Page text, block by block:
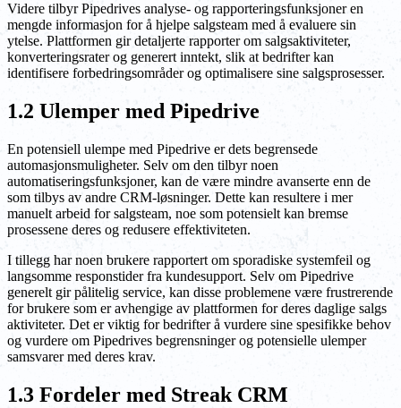
Videre tilbyr Pipedrives analyse- og rapporteringsfunksjoner en
mengde informasjon for å hjelpe salgsteam med å evaluere sin
ytelse. Plattformen gir detaljerte rapporter om salgsaktiviteter,
konverteringsrater og generert inntekt, slik at bedrifter kan
identifisere forbedringsområder og optimalisere sine salgsprosesser.
1.2 Ulemper med Pipedrive
En potensiell ulempe med Pipedrive er dets begrensede
automasjonsmuligheter. Selv om den tilbyr noen
automatiseringsfunksjoner, kan de være mindre avanserte enn de
som tilbys av andre CRM-løsninger. Dette kan resultere i mer
manuelt arbeid for salgsteam, noe som potensielt kan bremse
prosessene deres og redusere effektiviteten.
I tillegg har noen brukere rapportert om sporadiske systemfeil og
langsomme responstider fra kundesupport. Selv om Pipedrive
generelt gir pålitelig service, kan disse problemene være frustrerende
for brukere som er avhengige av plattformen for deres daglige salgs
aktiviteter. Det er viktig for bedrifter å vurdere sine spesifikke behov
og vurdere om Pipedrives begrensninger og potensielle ulemper
samsvarer med deres krav.
1.3 Fordeler med Streak CRM